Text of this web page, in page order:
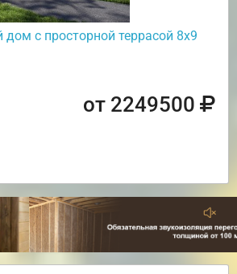
с просторной террасой 8х9
от 2249500